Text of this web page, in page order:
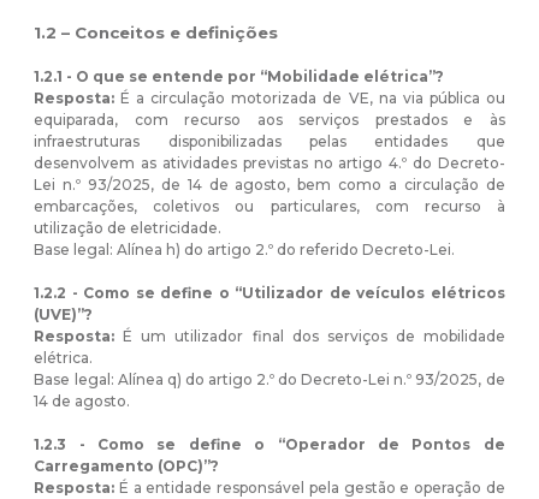
1.2 – Conceitos e definições
1.2.1 - O que se entende por “Mobilidade elétrica”?
Resposta: É a circulação motorizada de VE, na via pública ou
equiparada, com recurso aos serviços prestados e às
infraestruturas disponibilizadas pelas entidades que
desenvolvem as atividades previstas no artigo 4.º do Decreto-
Lei n.º 93/2025, de 14 de agosto, bem como a circulação de
embarcações, coletivos ou particulares, com recurso à
utilização de eletricidade.
Base legal: Alínea h) do artigo 2.º do referido Decreto-Lei.
1.2.2 - Como se define o “Utilizador de veículos elétricos
(UVE)”?
Resposta: É um utilizador final dos serviços de mobilidade
elétrica.
Base legal: Alínea q) do artigo 2.º do Decreto-Lei n.º 93/2025, de
14 de agosto.
1.2.3 - Como se define o “Operador de Pontos de
Carregamento (OPC)”?
Resposta: É a entidade responsável pela gestão e operação de